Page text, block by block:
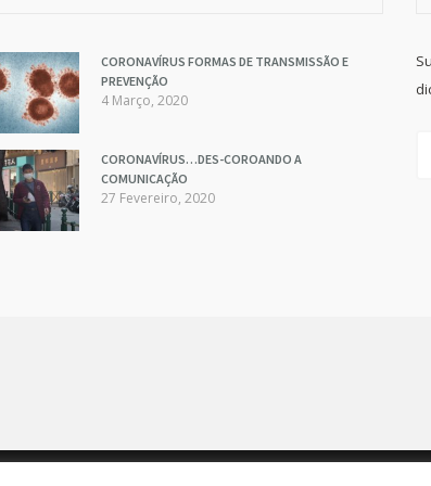
CORONAVÍRUS FORMAS DE TRANSMISSÃO E
PREVENÇÃO
4 Março, 2020
CORONAVÍRUS…DES-COROANDO A
COMUNICAÇÃO
27 Fevereiro, 2020